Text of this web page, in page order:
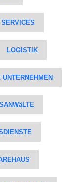
SERVICES
LOGISTIK
UNTERNEHMEN